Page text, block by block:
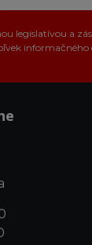
legislatívou a
informačného